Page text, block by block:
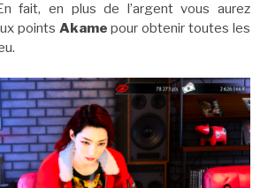
fait, en plus de l’argent vous aurez
points Akamepour obtenir toutes les